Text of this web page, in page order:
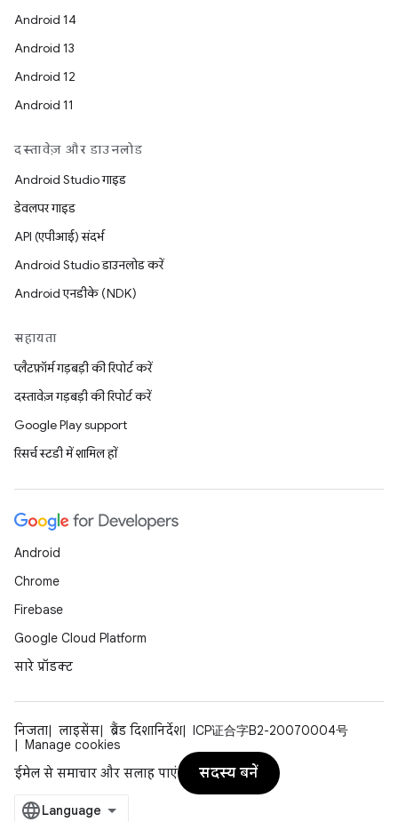
Android 14
Android 13
Android 12
Android 11
दस्तावेज़ और डाउनलोड
Android Studio गाइड
डेवलपर गाइड
API (एपीआई) संदर्भ
Android Studio डाउनलोड करें
Android एनडीके (NDK)
सहायता
प्लैटफ़ॉर्म गड़बड़ी की रिपोर्ट करें
दस्तावेज़ गड़बड़ी की रिपोर्ट करें
Google Play support
रिसर्च स्टडी में शामिल हों
Android
Chrome
Firebase
Google Cloud Platform
सारे प्रॉडक्ट
निजता लाइसेंस ब्रैंड दिशानिर्देश
ICP证合字B2-20070004号
Manage cookies
ईमेल से समाचार और सलाह पाएं
सदस्य बनें